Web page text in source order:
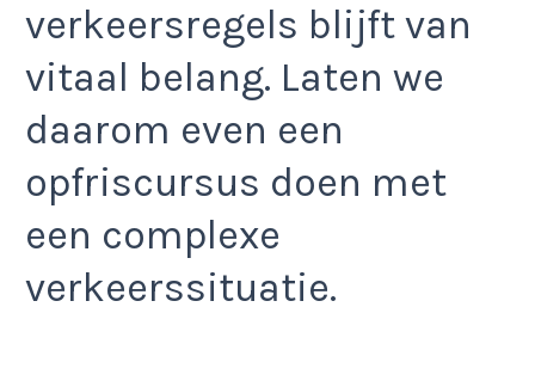
verkeersregels blijft van
vitaal belang. Laten we
daarom even een
opfriscursus doen met
een complexe
verkeerssituatie.